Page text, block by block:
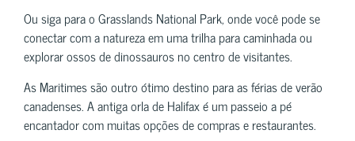
Ou siga para o Grasslands National Park, onde você pode se
conectar com a natureza em uma trilha para caminhada ou
explorar ossos de dinossauros no centro de visitantes.
As Maritimes são outro ótimo destino para as férias de verão
canadenses. A antiga orla de Halifax é um passeio a pé
encantador com muitas opções de compras e restaurantes.